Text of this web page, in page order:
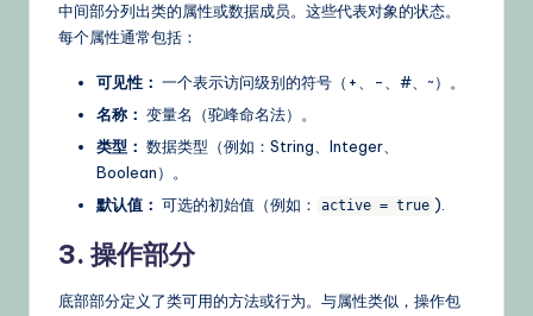
中间部分列出类的属性或数据成员。这些代表对象的状态。
每个属性通常包括：
可见性： 一个表示访问级别的符号（+、-、#、~）。
名称： 变量名（驼峰命名法）。
类型： 数据类型（例如：String、Integer、
Boolean）。
默认值： 可选的初始值（例如： active = true ).
3. 操作部分
底部部分定义了类可用的方法或行为。与属性类似，操作包